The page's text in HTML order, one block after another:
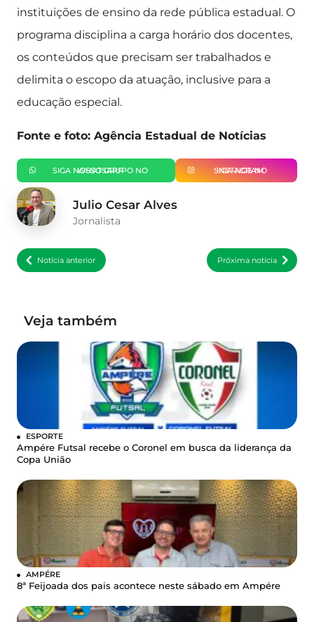
instituições de ensino da rede pública estadual. O
programa disciplina a carga horário dos docentes,
os conteúdos que precisam ser trabalhados e
delimita o escopo da atuação, inclusive para a
educação especial.
Fonte e foto: Agência Estadual de Notícias
SIGA NOSSO GRUPO NO WHATSAPP SIGA-NOS NO INSTAGRAM
Julio Cesar Alves
Jornalista
Notícia anterior Próxima notícia
Veja também
ESPORTE
Ampére Futsal recebe o Coronel em busca da liderança da
Copa União
AMPÉRE
8ª Feijoada dos pais acontece neste sábado em Ampére